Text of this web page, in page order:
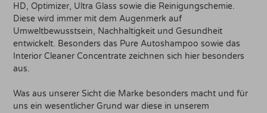
HD, Optimizer, Ultra Glass sowie die Reinigungschemie.
Diese wird immer mit dem Augenmerk auf
Umweltbewusstsein, Nachhaltigkeit und Gesundheit
entwickelt. Besonders das Pure Autoshampoo sowie das
Interior Cleaner Concentrate zeichnen sich hier besonders
aus.
Was aus unserer Sicht die Marke besonders macht und für
uns ein wesentlicher Grund war diese in unserem